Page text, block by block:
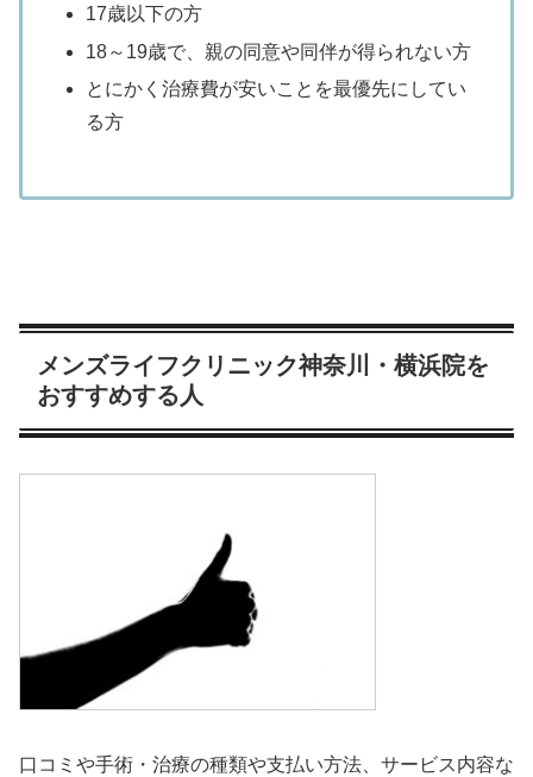
17歳以下の方
18～19歳で、親の同意や同伴が得られない方
とにかく治療費が安いことを最優先にしてい
る方
メンズライフクリニック神奈川・横浜院を
おすすめする人
口コミや手術・治療の種類や支払い方法、サービス内容な